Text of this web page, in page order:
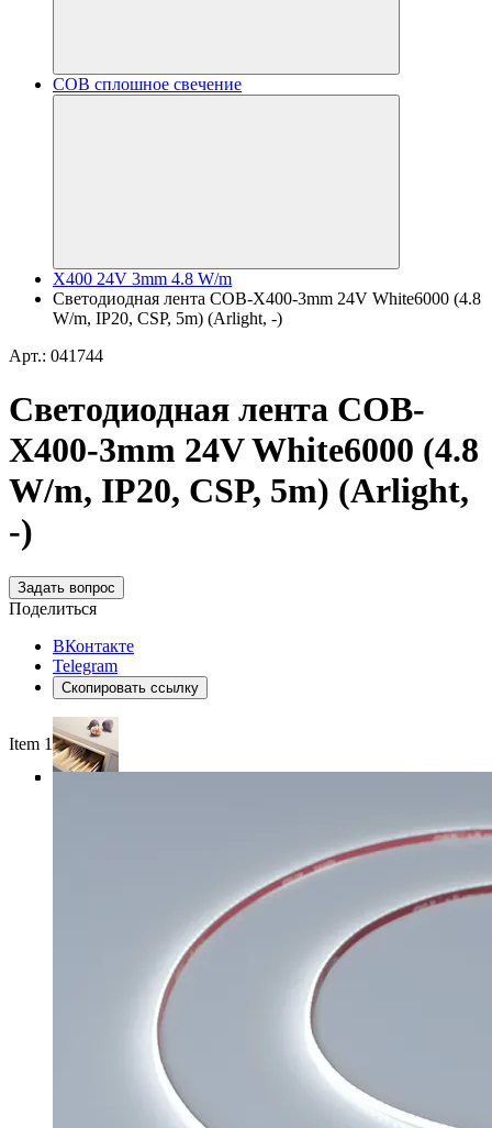
COB сплошное свечение
X400 24V 3mm 4.8 W/m
Светодиодная лента COB-X400-3mm 24V White6000 (4.8
W/m, IP20, CSP, 5m) (Arlight, -)
Арт.: 041744
Светодиодная лента COB-
X400-3mm 24V White6000 (4.8
W/m, IP20, CSP, 5m) (Arlight,
-)
Задать вопрос
Поделиться
ВКонтакте
Telegram
Скопировать ссылку
Item 1 of 4